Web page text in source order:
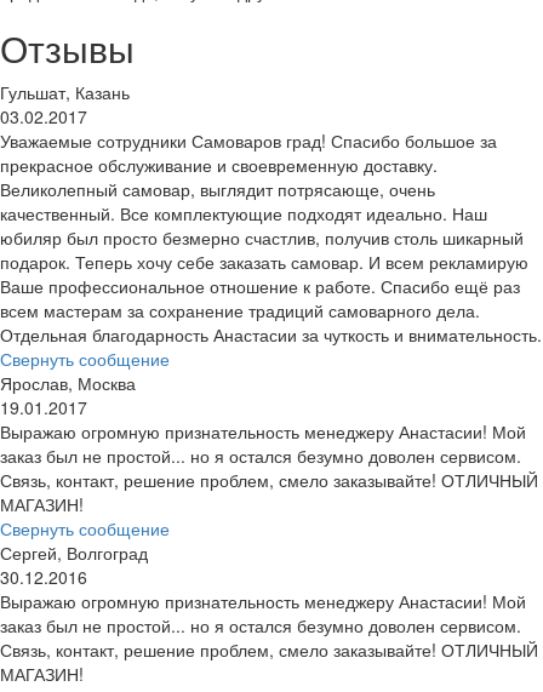
Отзывы
Гульшат, Казань
03.02.2017
Уважаемые сотрудники Самоваров град! Спасибо большое за
прекрасное обслуживание и своевременную доставку.
Великолепный самовар, выглядит потрясающе, очень
качественный. Все комплектующие подходят идеально. Наш
юбиляр был просто безмерно счастлив, получив столь шикарный
подарок. Теперь хочу себе заказать самовар. И всем рекламирую
Ваше профессиональное отношение к работе. Спасибо ещё раз
всем мастерам за сохранение традиций самоварного дела.
Отдельная благодарность Анастасии за чуткость и внимательность.
Свернуть сообщение
Ярослав, Москва
19.01.2017
Выражаю огромную признательность менеджеру Анастасии! Мой
заказ был не простой... но я остался безумно доволен сервисом.
Связь, контакт, решение проблем, смело заказывайте! ОТЛИЧНЫЙ
МАГАЗИН!
Свернуть сообщение
Сергей, Волгоград
30.12.2016
Выражаю огромную признательность менеджеру Анастасии! Мой
заказ был не простой... но я остался безумно доволен сервисом.
Связь, контакт, решение проблем, смело заказывайте! ОТЛИЧНЫЙ
МАГАЗИН!